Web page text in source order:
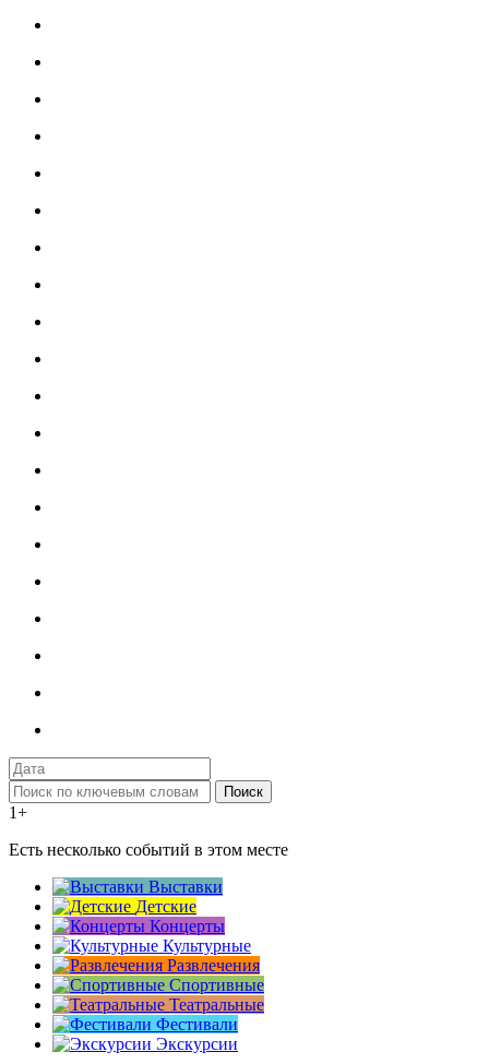
Поиск
1+
Есть несколько событий в этом месте
Выставки
Детские
Концерты
Культурные
Развлечения
Спортивные
Театральные
Фестивали
Экскурсии